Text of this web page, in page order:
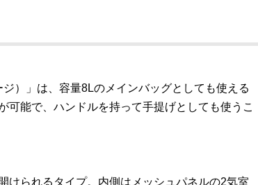
）」は、容量8Lのメインバッグとしても使える
可能で、ハンドルを持って手提げとしても使うこ
けられるタイプ。内側はメッシュパネルの2気室